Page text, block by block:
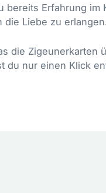
bereits Erfahrung im
die Liebe zu
die Zigeunerkarten
nur einen Klick